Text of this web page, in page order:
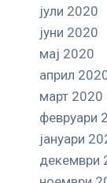
јули 2020
јуни 2020
мај 2020
април
март 2020
февруари
јануари
декември